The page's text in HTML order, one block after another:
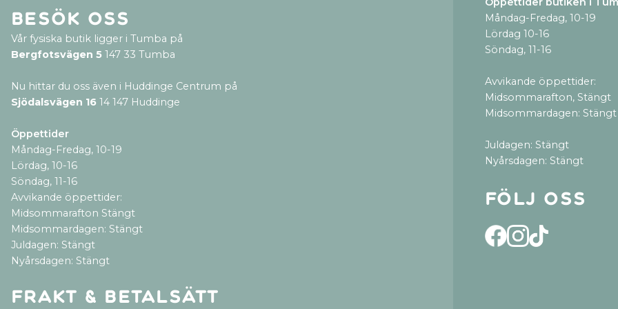
Besök oss
Vår fysiska butik ligger i Tumba på
Bergfotsvägen 5 147 33 Tumba
Nu hittar du oss även i Huddinge Centrum på
Sjödalsvägen 16 14 147 Huddinge
Öppettider
Måndag-Fredag, 10-19
Lördag, 10-16
Söndag, 11-16
Avvikande öppettider:
Midsommarafton Stängt
Midsommardagen: Stängt
Juldagen: Stängt
Nyårsdagen: Stängt
Frakt & betalsätt
Måndag-Fredag, 10-19
Lördag 10-16
Söndag, 11-16
Avvikande öppettider:
Midsommarafton, Stängt
Midsommardagen: Stängt
Juldagen: Stängt
Nyårsdagen: Stängt
Följ oss